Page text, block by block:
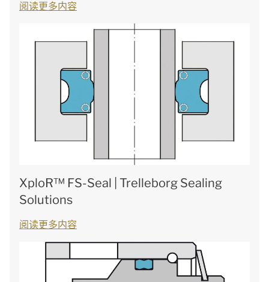
阅读更多内容
XploR™ FS-Seal | Trelleborg Sealing
Solutions
阅读更多内容